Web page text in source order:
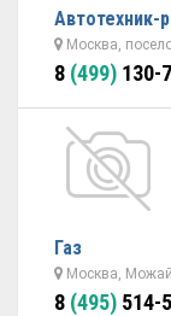
Автотехник-
Москва,
8 (499) 130-
Газ
Москва,
8 (495) 514-